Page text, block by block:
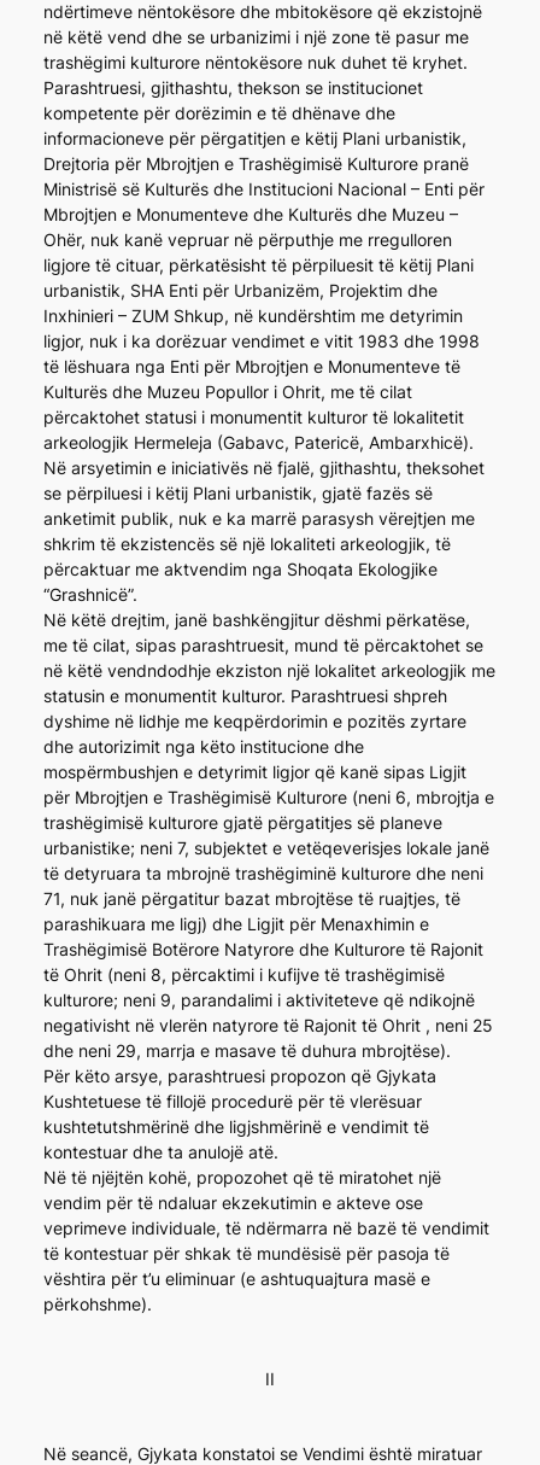
ndërtimeve nëntokësore dhe mbitokësore që ekzistojnë
në këtë vend dhe se urbanizimi i një zone të pasur me
trashëgimi kulturore nëntokësore nuk duhet të kryhet.
Parashtruesi, gjithashtu, thekson se institucionet
kompetente për dorëzimin e të dhënave dhe
informacioneve për përgatitjen e këtij Plani urbanistik,
Drejtoria për Mbrojtjen e Trashëgimisë Kulturore pranë
Ministrisë së Kulturës dhe Institucioni Nacional – Enti për
Mbrojtjen e Monumenteve dhe Kulturës dhe Muzeu –
Ohër, nuk kanë vepruar në përputhje me rregulloren
ligjore të cituar, përkatësisht të përpiluesit të këtij Plani
urbanistik, SHA Enti për Urbanizëm, Projektim dhe
Inxhinieri – ZUM Shkup, në kundërshtim me detyrimin
ligjor, nuk i ka dorëzuar vendimet e vitit 1983 dhe 1998
të lëshuara nga Enti për Mbrojtjen e Monumenteve të
Kulturës dhe Muzeu Popullor i Ohrit, me të cilat
përcaktohet statusi i monumentit kulturor të lokalitetit
arkeologjik Hermeleja (Gabavc, Patericë, Ambarxhicë).
Në arsyetimin e iniciativës në fjalë, gjithashtu, theksohet
se përpiluesi i këtij Plani urbanistik, gjatë fazës së
anketimit publik, nuk e ka marrë parasysh vërejtjen me
shkrim të ekzistencës së një lokaliteti arkeologjik, të
përcaktuar me aktvendim nga Shoqata Ekologjike
“Grashnicë”.
Në këtë drejtim, janë bashkëngjitur dëshmi përkatëse,
me të cilat, sipas parashtruesit, mund të përcaktohet se
në këtë vendndodhje ekziston një lokalitet arkeologjik me
statusin e monumentit kulturor. Parashtruesi shpreh
dyshime në lidhje me keqpërdorimin e pozitës zyrtare
dhe autorizimit nga këto institucione dhe
mospërmbushjen e detyrimit ligjor që kanë sipas Ligjit
për Mbrojtjen e Trashëgimisë Kulturore (neni 6, mbrojtja e
trashëgimisë kulturore gjatë përgatitjes së planeve
urbanistike; neni 7, subjektet e vetëqeverisjes lokale janë
të detyruara ta mbrojnë trashëgiminë kulturore dhe neni
71, nuk janë përgatitur bazat mbrojtëse të ruajtjes, të
parashikuara me ligj) dhe Ligjit për Menaxhimin e
Trashëgimisë Botërore Natyrore dhe Kulturore të Rajonit
të Ohrit (neni 8, përcaktimi i kufijve të trashëgimisë
kulturore; neni 9, parandalimi i aktiviteteve që ndikojnë
negativisht në vlerën natyrore të Rajonit të Ohrit , neni 25
dhe neni 29, marrja e masave të duhura mbrojtëse).
Për këto arsye, parashtruesi propozon që Gjykata
Kushtetuese të fillojë procedurë për të vlerësuar
kushtetutshmërinë dhe ligjshmërinë e vendimit të
kontestuar dhe ta anulojë atë.
Në të njëjtën kohë, propozohet që të miratohet një
vendim për të ndaluar ekzekutimin e akteve ose
veprimeve individuale, të ndërmarra në bazë të vendimit
të kontestuar për shkak të mundësisë për pasoja të
vështira për t’u eliminuar (e ashtuquajtura masë e
përkohshme).
II
Në seancë, Gjykata konstatoi se Vendimi është miratuar